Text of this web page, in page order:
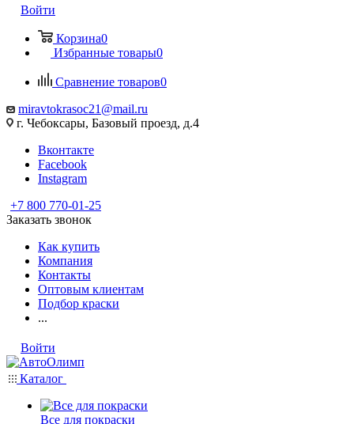
Войти
Корзина0
Избранные товары0
Сравнение товаров0
miravtokrasoc21@mail.ru
г. Чебоксары, Базовый проезд, д.4
Вконтакте
Facebook
Instagram
+7 800 770-01-25
Заказать звонок
Как купить
Компания
Контакты
Оптовым клиентам
Подбор краски
...
Войти
Каталог
Все для покраски